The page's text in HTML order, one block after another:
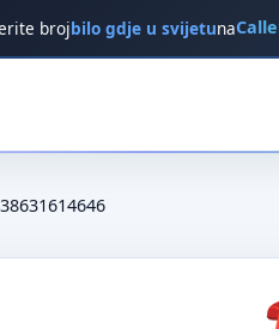
brojbilo gdje u svijetuna